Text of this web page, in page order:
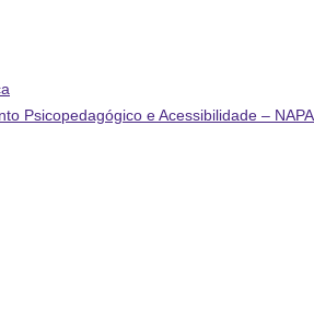
Psicopedagógico e Acessibilidade – NAPA